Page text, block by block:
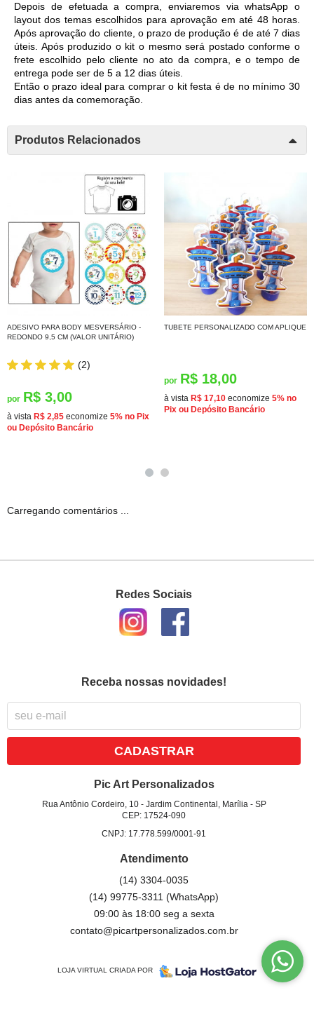
Depois de efetuada a compra, enviaremos via whatsApp o
layout dos temas escolhidos para aprovação em até 48 horas.
Após aprovação do cliente, o prazo de produção é de até 7 dias
úteis. Após produzido o kit o mesmo será postado conforme o
frete escolhido pelo cliente no ato da compra, e o tempo de
entrega pode ser de 5 a 12 dias úteis.
Então o prazo ideal para comprar o kit festa é de no mínimo 30
dias antes da comemoração.
Produtos Relacionados
ADESIVO PARA BODY MESVERSÁRIO -
REDONDO 9,5 CM (VALOR UNITÁRIO)
(2)
por R$ 3,00
à vista R$ 2,85 economize 5% no Pix
ou Depósito Bancário
TUBETE PERSONALIZADO COM APLIQUE
por R$ 18,00
à vista R$ 17,10 economize 5% no
Pix ou Depósito Bancário
Carregando comentários ...
Redes Sociais
Receba nossas novidades!
CADASTRAR
Pic Art Personalizados
Rua Antônio Cordeiro, 10- Jardim Continental, Marília- SP
CEP: 17524-090
CNPJ: 17.778.599/0001-91
Atendimento
(14) 3304-0035
(14) 99775-3311(WhatsApp)
09:00 às 18:00 seg a sexta
contato@picartpersonalizados.com.br
LOJA VIRTUAL CRIADA POR